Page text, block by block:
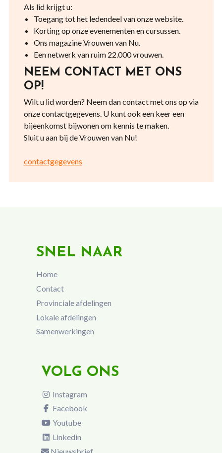
Als lid krijgt u:
Toegang tot het ledendeel van onze website.
Korting op onze evenementen en cursussen.
Ons magazine Vrouwen van Nu.
Een netwerk van ruim 22.000 vrouwen.
NEEM CONTACT MET ONS
OP!
Wilt u lid worden? Neem dan contact met ons op via
onze contactgegevens. U kunt ook een keer een
bijeenkomst bijwonen om kennis te maken.
Sluit u aan bij de Vrouwen van Nu!
contactgegevens
SNEL NAAR
Home
Contact
Provinciale afdelingen
Lokale afdelingen
Samenwerkingen
VOLG ONS
Instagram
Facebook
Youtube
Linkedin